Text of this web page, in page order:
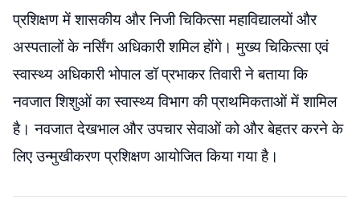
प्रशिक्षण में शासकीय और निजी चिकित्सा महाविद्यालयों और
अस्पतालों के नर्सिंग अधिकारी शमिल होंगे। मुख्य चिकित्सा एवं
स्वास्थ्य अधिकारी भोपाल डॉ प्रभाकर तिवारी ने बताया कि
नवजात शिशुओं का स्वास्थ्य विभाग की प्राथमिकताओं में शामिल
है। नवजात देखभाल और उपचार सेवाओं को और बेहतर करने के
लिए उन्मुखीकरण प्रशिक्षण आयोजित किया गया है।